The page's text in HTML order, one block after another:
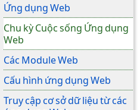
Ứng dụng Web
Chu kỳ Cuộc sống Ứng dụng
Web
Các Module Web
Cấu hình ứng dụng Web
Truy cập cơ sở dữ liệu từ các